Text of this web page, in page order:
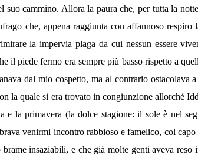
suo cammino. Allora la paura che, per tutta la
che, appena raggiunta con affannoso
la impervia plaga da cui nessun essere
il piede fermo era sempre più basso rispetto a
dal mio cospetto, ma al contrario
la quale si era trovato in congiunzione allorché
la primavera (la dolce stagione: il sole è nel
venirmi incontro rabbioso e famelico, col
insaziabili, e che già molte genti aveva